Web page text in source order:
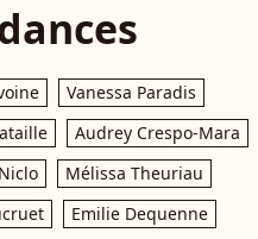
Vanessa Paradis
Audrey Crespo-Mara
Mélissa Theuriau
Emilie Dequenne